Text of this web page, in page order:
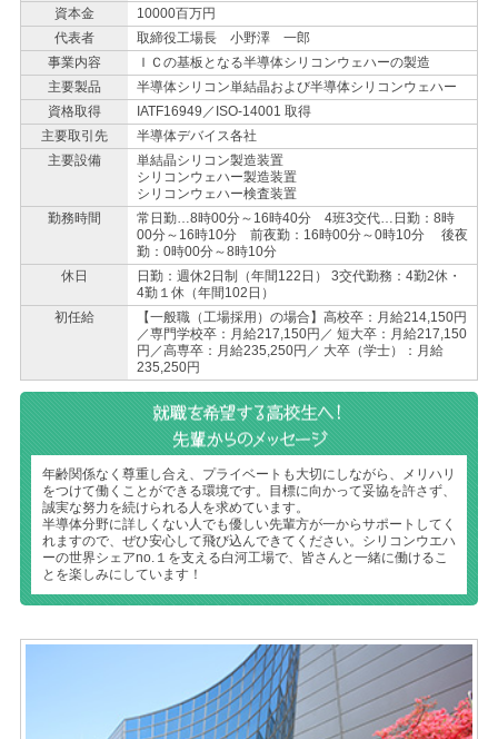
資本金
10000百万円
代表者
取締役工場長 小野澤 一郎
事業内容
ＩＣの基板となる半導体シリコンウェハーの製造
主要製品
半導体シリコン単結晶および半導体シリコンウェハー
資格取得
IATF16949／ISO-14001 取得
主要取引先
半導体デバイス各社
主要設備
単結晶シリコン製造装置
シリコンウェハー製造装置
シリコンウェハー検査装置
勤務時間
常日勤…8時00分～16時40分 4班3交代…日勤：8時
00分～16時10分 前夜勤：16時00分～0時10分 後夜
勤：0時00分～8時10分
休日
日勤：週休2日制（年間122日） 3交代勤務：4勤2休・
4勤１休（年間102日）
初任給
【一般職（工場採用）の場合】高校卒：月給214,150円
／専門学校卒：月給217,150円／ 短大卒：月給217,150
円／高専卒：月給235,250円／ 大卒（学士）：月給
235,250円
年齢関係なく尊重し合え、プライベートも大切にしながら、メリハリ
をつけて働くことができる環境です。目標に向かって妥協を許さず、
誠実な努力を続けられる人を求めています。
半導体分野に詳しくない人でも優しい先輩方が一からサポートしてく
れますので、ぜひ安心して飛び込んできてください。シリコンウエハ
ーの世界シェアno.１を支える白河工場で、皆さんと一緒に働けるこ
とを楽しみにしています！